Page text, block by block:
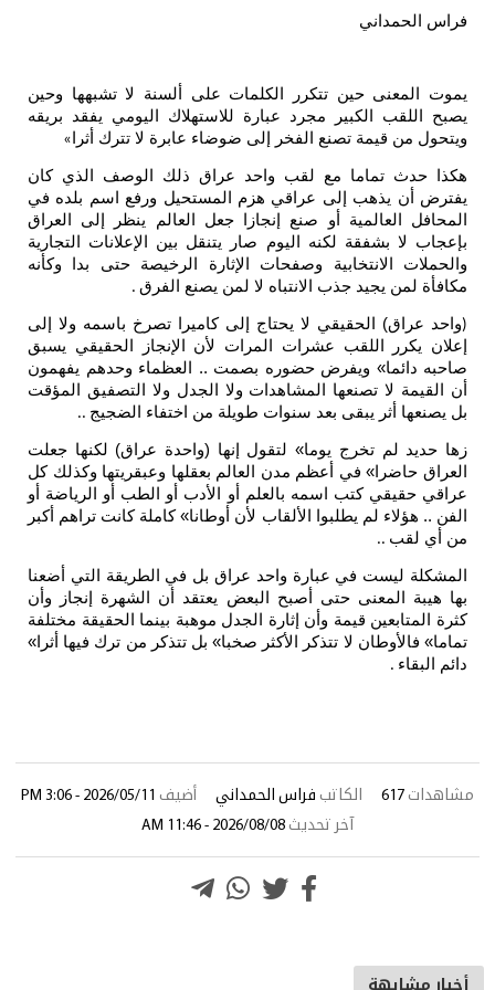
تتكرر الكلمات على ألسنة لا تشبهها وحين
مجرد عبارة للاستهلاك اليومي يفقد بريقه
تصنع الفخر إلى ضوضاء عابرة لا تترك أثرا»
مع لقب واحد عراق ذلك الوصف الذي كان
إلى عراقي هزم المستحيل ورفع اسم بلده في
أو صنع إنجازا جعل العالم ينظر إلى العراق
لكنه اليوم صار يتنقل بين الإعلانات التجارية
وصفحات الإثارة الرخيصة حتى بدا وكأنه
جذب الانتباه لا لمن يصنع الفرق .
لا يحتاج إلى كاميرا تصرخ باسمه ولا إلى
عشرات المرات لأن الإنجاز الحقيقي يسبق
ويفرض حضوره بصمت .. العظماء وحدهم يفهمون
المشاهدات ولا الجدل ولا التصفيق المؤقت
بعد سنوات طويلة من اختفاء الضجيج ..
يوما» لتقول إنها (واحدة عراق) لكنها جعلت
في أعظم مدن العالم بعقلها وعبقريتها وكذلك كل
اسمه بالعلم أو الأدب أو الطب أو الرياضة أو
يطلبوا الألقاب لأن أوطانا» كاملة كانت تراهم أكبر
في عبارة واحد عراق بل في الطريقة التي أضعنا
حتى أصبح البعض يعتقد أن الشهرة إنجاز وأن
قيمة وأن إثارة الجدل موهبة بينما الحقيقة مختلفة
لا تتذكر الأكثر صخبا» بل تتذكر من ترك فيها أثرا»
الكاتب فراس الحمداني أضيف 2026/05/11 - 3:06 PM
2026/08/08 - 11:46 AM